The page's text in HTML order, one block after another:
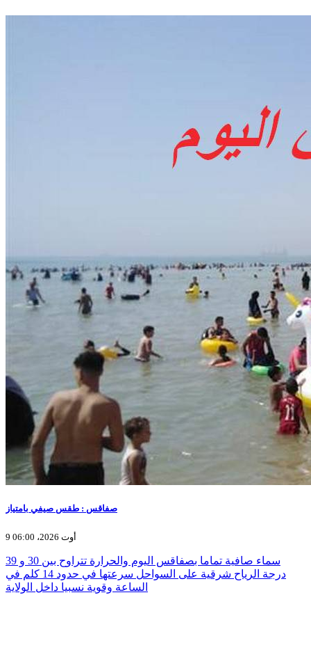
صفاقس : طقس صيفي بامتياز
9 أوت 2026، 06:00
سماء صافية تماما بصفاقس اليوم والحرارة تتراوح بين 30 و 39
درجة الرياح شرقية على السواحل سرعتها في حدود 14 كلم في
الساعة وقوية نسبيا داخل الولاية